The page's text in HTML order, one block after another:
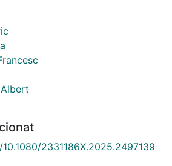
2331186X.2025.2497139